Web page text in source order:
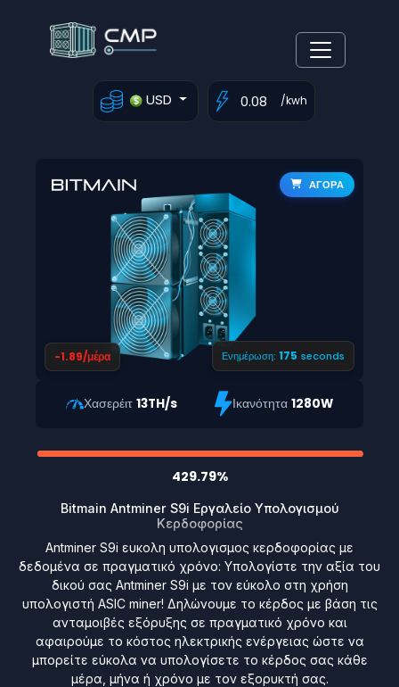
USD /kwh
ΑΓΟΡΑ
-1.89/μέρα Ενημέρωση: 174 seconds
Χασερέιτ 13TH/s Ικανότητα1280W
429.79%
Bitmain Antminer S9i Εργαλείο Υπολογισμού
Κερδοφορίας
Antminer S9i ευκολη υπολογισμος κερδοφορίας με
δεδομένα σε πραγματικό χρόνο: Υπολογίστε την αξία του
δικού σας Antminer S9i με τον εύκολο στη χρήση
υπολογιστή ASIC miner! Δηλώνουμε το κέρδος με βάση τις
ανταμοιβές εξόρυξης σε πραγματικό χρόνο και
αφαιρούμε το κόστος ηλεκτρικής ενέργειας ώστε να
μπορείτε εύκολα να υπολογίσετε το κέρδος σας κάθε
μέρα, μήνα ή χρόνο με τον εξορυκτή σας.